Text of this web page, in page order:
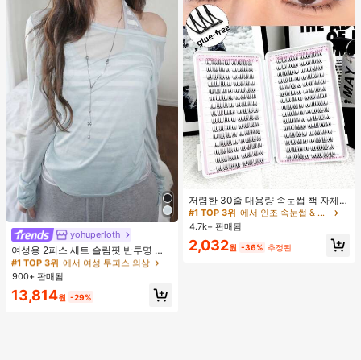
yohuperloth
여성용 2피스 세트 슬림핏 반투명 스
파게티 스트랩 스트라이프 캐미솔 탑
우아한
#1 TOP 3위 에서 여성 투피스 의상
거의 매진!
#1 TOP 3위 에서 여성 투피스 의상
거의 매진!
#1 TOP 3위 에서 여성 투피스 의상
거의 매진!
#1 TOP 3위
에서 여성 투피스 의상
거의 매진!
900+ 판매됨
13,814원 -29%
저렴한 30줄 대용량 속눈썹 책 자체
접착 속눈썹 C컬 속눈썹 만화 속눈썹
고양이 눈 속눈썹 요정 속눈썹 재사용
가능한 접착제 없는 속눈썹 매일 착용
속눈썹
#1 TOP 3위
거의 매진!
#1 TOP 3위
에서 인조 속눈썹 & 접착제
거의 매진!
#1 TOP 3위
에서 인조 속눈썹 & 접착제
거의 매진!
#1 TOP 3위
거의 매진!
4.7k+ 판매됨
2,032원 -36% 추정된